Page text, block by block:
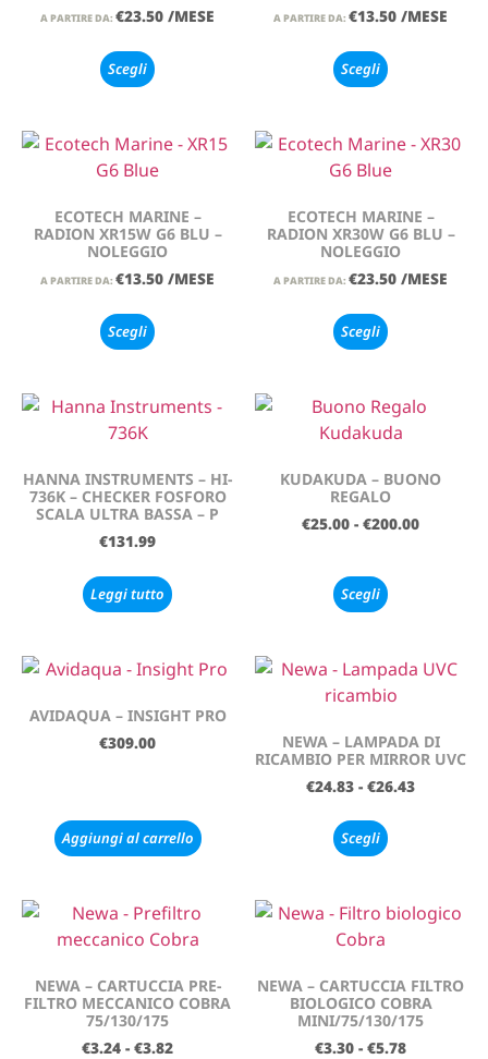
A PARTIRE DA: €23.50 /MESE
Scegli
A PARTIRE DA: €13.50 /MESE
Scegli
ECOTECH MARINE –
RADION XR15W G6 BLU –
NOLEGGIO
A PARTIRE DA: €13.50 /MESE
Scegli
ECOTECH MARINE –
RADION XR30W G6 BLU –
NOLEGGIO
A PARTIRE DA: €23.50 /MESE
Scegli
HANNA INSTRUMENTS – HI-
736K – CHECKER FOSFORO
SCALA ULTRA BASSA – P
€131.99
Leggi tutto
KUDAKUDA – BUONO
REGALO
€25.00 - €200.00
Scegli
AVIDAQUA – INSIGHT PRO
€309.00
Aggiungi al carrello
NEWA – LAMPADA DI
RICAMBIO PER MIRROR UVC
€24.83 - €26.43
Scegli
NEWA – CARTUCCIA PRE-
FILTRO MECCANICO COBRA
75/130/175
€3.24 - €3.82
NEWA – CARTUCCIA FILTRO
BIOLOGICO COBRA
MINI/75/130/175
€3.30 - €5.78